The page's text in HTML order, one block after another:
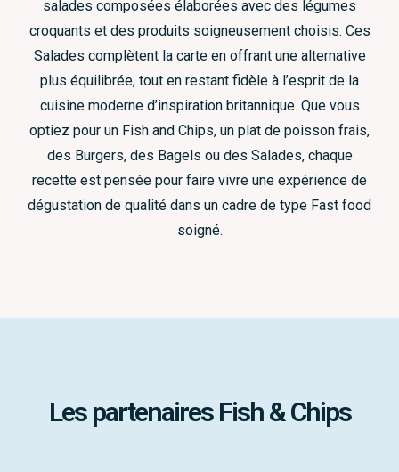
salades composées élaborées avec des légumes
croquants et des produits soigneusement choisis. Ces
Salades complètent la carte en offrant une alternative
plus équilibrée, tout en restant fidèle à l’esprit de la
cuisine moderne d’inspiration britannique. Que vous
optiez pour un Fish and Chips, un plat de poisson frais,
des Burgers, des Bagels ou des Salades, chaque
recette est pensée pour faire vivre une expérience de
dégustation de qualité dans un cadre de type Fast food
soigné.
Les partenaires Fish & Chips